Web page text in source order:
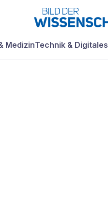
MedizinTechnik & Digitales